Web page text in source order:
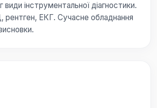
види інструментальної діагностики.
ЕКГ. Сучасне обладнання